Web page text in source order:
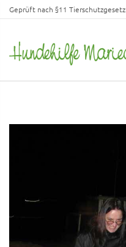
Geprüft nach §11 Tierschutzgesetz